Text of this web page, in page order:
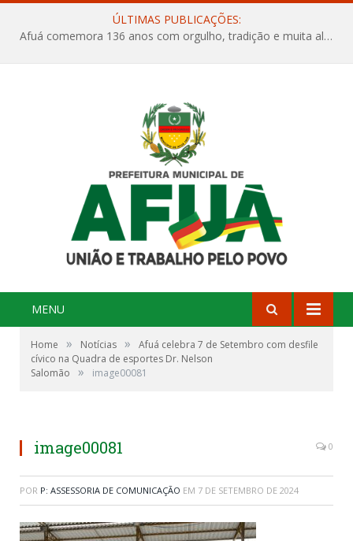
ÚLTIMAS PUBLICAÇÕES:
Afuá comemora 136 anos com orgulho, tradição e muita alegria na Quadra Dr. Nelson Salomão
MENU
Home » Notícias »
Afuá celebra 7 de Setembro com desfile
cívico na Quadra de esportes Dr. Nelson
Salomão
» image00081
image00081 0
POR P: ASSESSORIA DE COMUNICAÇÃO EM 7 DE SETEMBRO DE 2024